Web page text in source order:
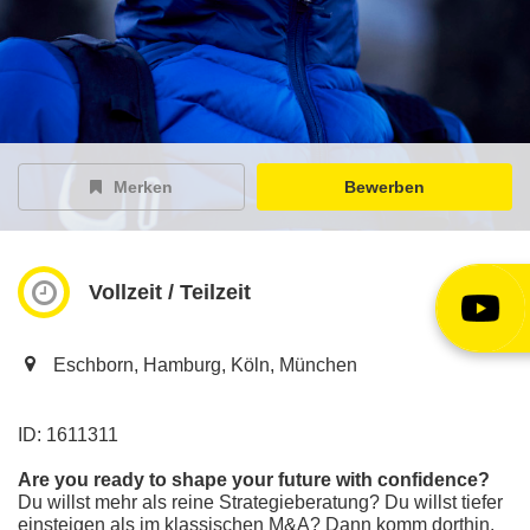
EY Careers Spotlight
der Karriere-Podcast
EY Joblight
Merken Bewerben
Vollzeit / Teilzeit
Eschborn, Hamburg, Köln, München
ID: 1611311
Are you ready to shape your future with confidence?
Du willst mehr als reine Strategieberatung? Du willst tiefer
einsteigen als im klassischen M&A? Dann komm dorthin,